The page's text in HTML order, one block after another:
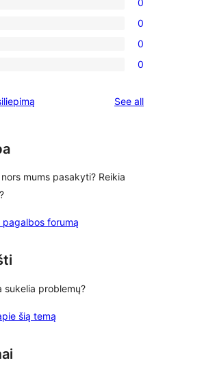
0
0
0
See allreviews
mums pasakyti? Reikia
pagalbos forumą
sukelia problemų?
šią temą